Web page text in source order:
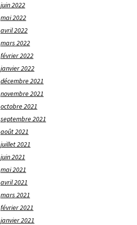
juin 2022
mai 2022
avril 2022
mars 2022
février 2022
janvier 2022
décembre 2021
novembre 2021
octobre 2021
septembre 2021
août 2021
juillet 2021
juin 2021
mai 2021
avril 2021
mars 2021
février 2021
janvier 2021